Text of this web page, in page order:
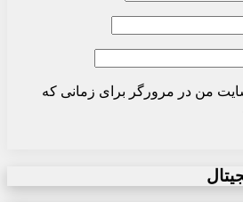
من در مرورگر برای زمانی که